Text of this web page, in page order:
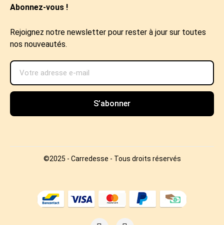
Abonnez-vous !
Rejoignez notre newsletter pour rester à jour sur toutes
nos nouveautés.
S’abonner
©2025 - Carredesse - Tous droits réservés